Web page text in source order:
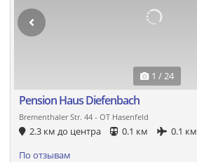
1 / 24
Pension Haus Diefenbach
Brementhaler Str. 44 - OT Hasenfeld
2.3 км до центра 0.1 км
0.1 км
По отзывам